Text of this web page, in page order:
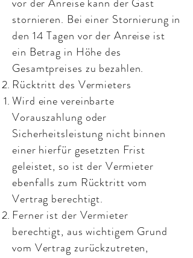
stornieren. Bei einer Stornierung in
den 14 Tagen vor der Anreise ist
ein Betrag in Höhe des
Gesamtpreises zu bezahlen.
Rücktritt des Vermieters
Wird eine vereinbarte
Vorauszahlung oder
Sicherheitsleistung nicht binnen
einer hierfür gesetzten Frist
geleistet, so ist der Vermieter
ebenfalls zum Rücktritt vom
Vertrag berechtigt.
Ferner ist der Vermieter
berechtigt, aus wichtigem Grund
vom Vertrag zurückzutreten,